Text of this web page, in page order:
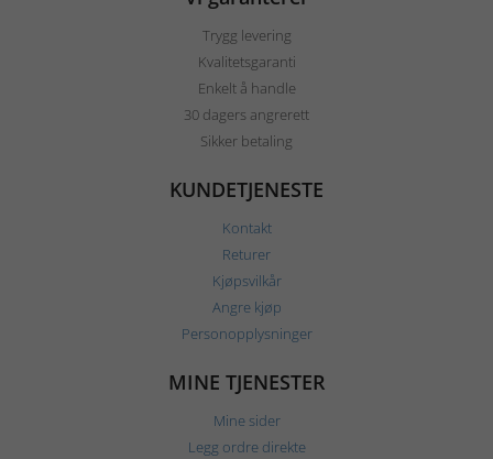
Trygg levering
Kvalitetsgaranti
Enkelt å handle
30 dagers angrerett
Sikker betaling
KUNDETJENESTE
Kontakt
Returer
Kjøpsvilkår
Angre kjøp
Personopplysninger
MINE TJENESTER
Mine sider
Legg ordre direkte